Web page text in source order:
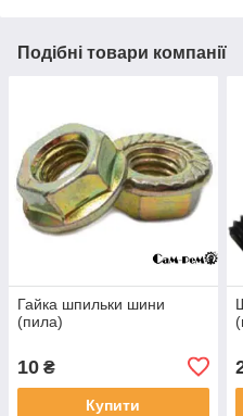
Подібні товари компанії
Гайка шпильки шини
(пила)
10 ₴
Купити